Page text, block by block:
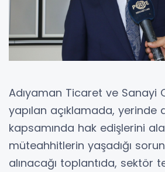
Adıyaman Ticaret ve Sanayi
yapılan açıklamada, yerinde
kapsamında hak edişlerini
müteahhitlerin yaşadığı
alınacağı toplantıda, sektör